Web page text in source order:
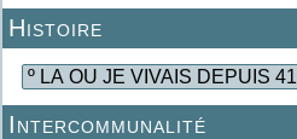
Histoire
Intercommunalité